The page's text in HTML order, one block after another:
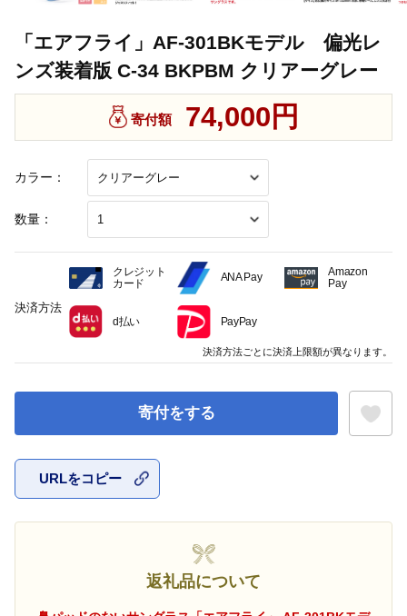
「エアフライ」AF-301BKモデル 偏光レ
ンズ装着版 C-34 BKPBM クリアーグレー
カラー：
数量：
寄付額 74,000円
寄付をする
URLをコピー
返礼品について
決済方法
クレジット
カード
ANA Pay
Amazon
Pay
d払い PayPay
決済方法ごとに決済上限額が異なります。